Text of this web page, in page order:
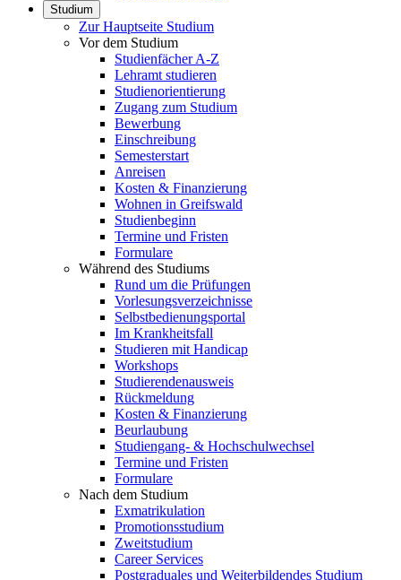
Studium
Zur Hauptseite Studium
Vor dem Studium
Studienfächer A-Z
Lehramt studieren
Studienorientierung
Zugang zum Studium
Bewerbung
Einschreibung
Semesterstart
Anreisen
Kosten & Finanzierung
Wohnen in Greifswald
Studienbeginn
Termine und Fristen
Formulare
Während des Studiums
Rund um die Prüfungen
Vorlesungsverzeichnisse
Selbstbedienungsportal
Im Krankheitsfall
Studieren mit Handicap
Workshops
Studierendenausweis
Rückmeldung
Kosten & Finanzierung
Beurlaubung
Studiengang- & Hochschulwechsel
Termine und Fristen
Formulare
Nach dem Studium
Exmatrikulation
Promotionsstudium
Zweitstudium
Career Services
Postgraduales und Weiterbildendes Studium